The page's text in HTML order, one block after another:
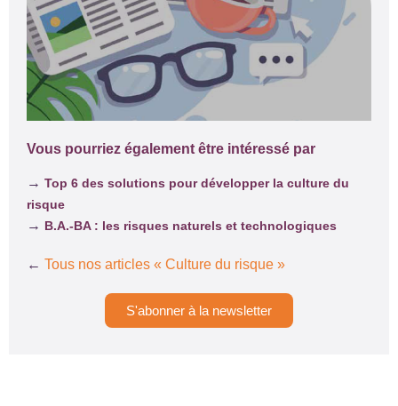
Vous pourriez également être intéressé par
→ Top 6 des solutions pour développer la culture du
risque
→ B.A.-BA : les risques naturels et technologiques
← Tous nos articles « Culture du risque »
S'abonner à la newsletter